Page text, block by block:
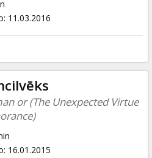
: 11.03.2016
or (The Unexpected Virtue
: 16.01.2015